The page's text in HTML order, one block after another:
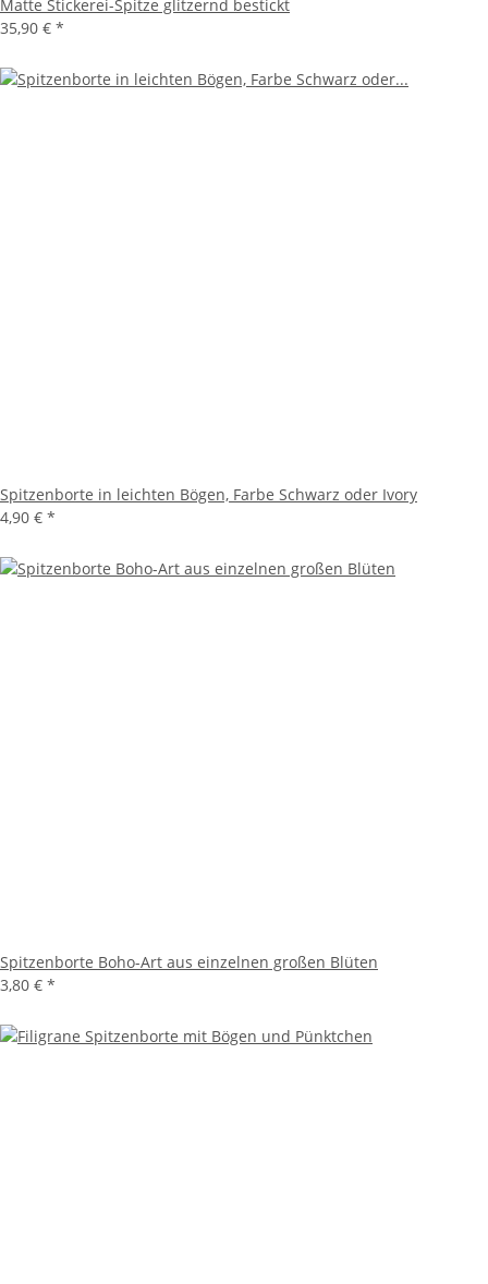
Matte Stickerei-Spitze glitzernd bestickt
35,90 € *
Spitzenborte in leichten Bögen, Farbe Schwarz oder Ivory
4,90 € *
Spitzenborte Boho-Art aus einzelnen großen Blüten
3,80 € *